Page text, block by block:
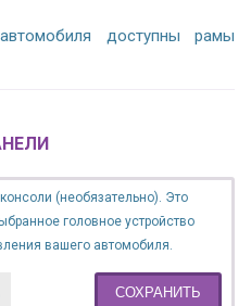
доступны рамы
(необязательно). Это
головное устройство
вашего автомобиля.
СОХРАНИТЬ